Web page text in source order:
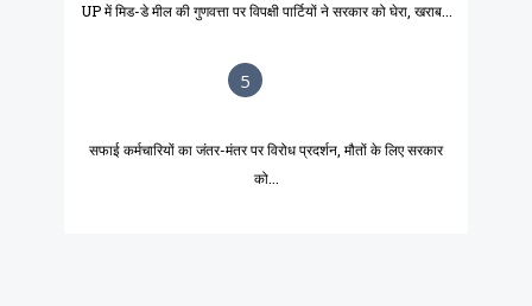
UP में मिड-डे मील की गुणवत्ता पर विपक्षी पार्टियों ने सरकार को घेरा, खराब...
5
सफाई कर्मचारियों का जंतर-मंतर पर विरोध प्रदर्शन, मौतों के लिए सरकार
को...